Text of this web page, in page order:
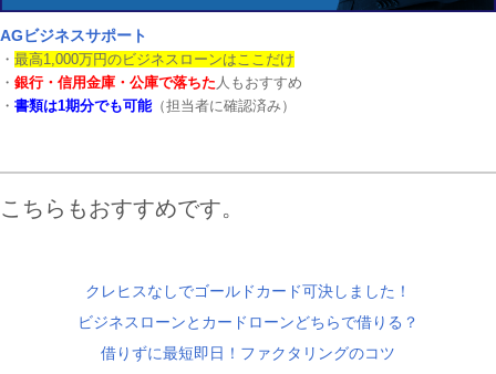
AGビジネスサポート
・ 最高1,000万円のビジネスローンはここだけ
・ 銀行・信用金庫・公庫で落ちた 人もおすすめ
・ 書類は1期分でも可能（担当者に確認済み）
こちらもおすすめです。
クレヒスなしでゴールドカード可決しました！
ビジネスローンとカードローンどちらで借りる？
借りずに最短即日！ファクタリングのコツ